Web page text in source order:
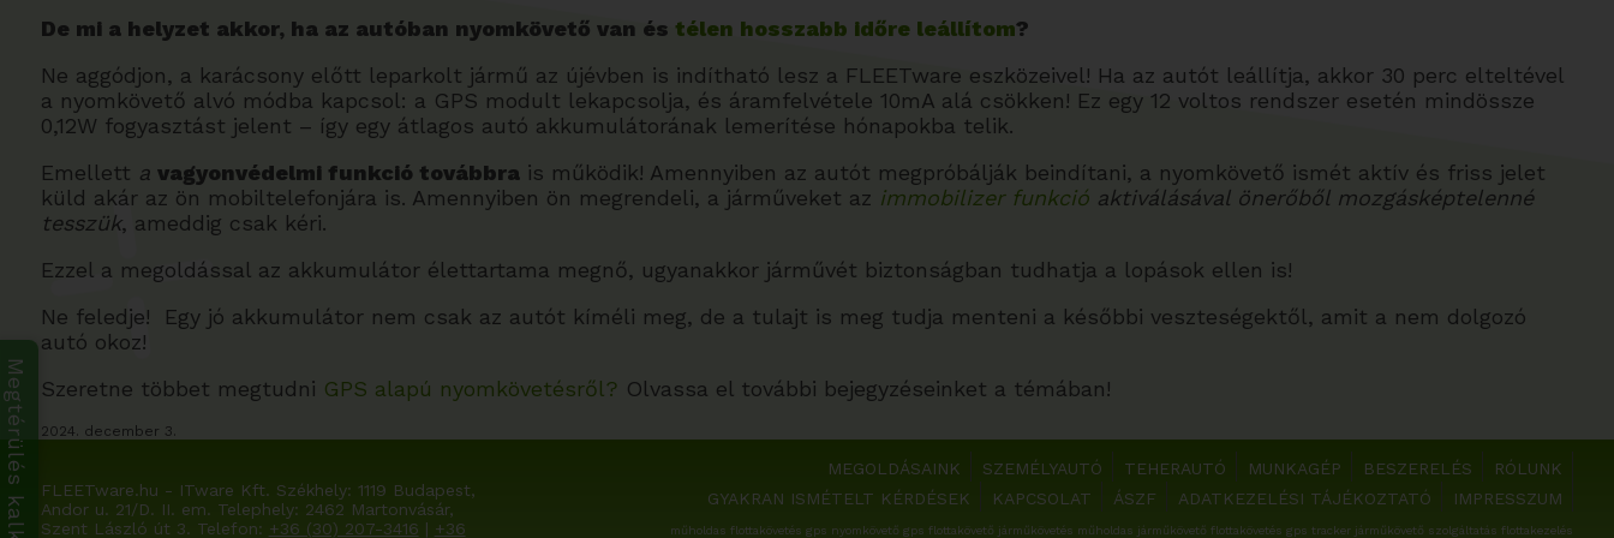
Megtérülés kalkulátor
De mi a helyzet akkor, ha az autóban nyomkövető van és télen hosszabb időre leállítom?
Ne aggódjon, a karácsony előtt leparkolt jármű az újévben is indítható lesz a FLEETware eszközeivel! Ha az autót leállítja, akkor 30 perc elteltével
a nyomkövető alvó módba kapcsol: a GPS modult lekapcsolja, és áramfelvétele 10mA alá csökken! Ez egy 12 voltos rendszer esetén mindössze
0,12W fogyasztást jelent – így egy átlagos autó akkumulátorának lemerítése hónapokba telik.
Emellett a vagyonvédelmi funkció továbbrais működik! Amennyiben az autót megpróbálják beindítani, a nyomkövető ismét aktív és friss jelet
küld akár az ön mobiltelefonjára is. Amennyiben ön megrendeli, a járműveket az immobilizer funkcióaktiválásával önerőből mozgásképtelenné
tesszük, ameddig csak kéri.
Ezzel a megoldással az akkumulátor élettartama megnő, ugyanakkor járművét biztonságban tudhatja a lopások ellen is!
Ne feledje! Egy jó akkumulátor nem csak az autót kíméli meg, de a tulajt is meg tudja menteni a későbbi veszteségektől, amit a nem dolgozó
autó okoz!
Szeretne többet megtudni GPS alapú nyomkövetésről? Olvassa el további bejegyzéseinket a témában!
2024. december 3.
FLEETware.hu - ITware Kft. Székhely: 1119 Budapest,
Andor u. 21/D. II. em. Telephely: 2462 Martonvásár,
Szent László út 3. Telefon: +36 (30) 207-3416 | +36
MEGOLDÁSAINK SZEMÉLYAUTÓ TEHERAUTÓ MUNKAGÉP BESZERELÉS
RÓLUNK
GYAKRAN ISMÉTELT KÉRDÉSEK
KAPCSOLAT ÁSZF ADATKEZELÉSI TÁJÉKOZTATÓ IMPRESSZUM
műholdas flottakövetés gps nyomkövető gps flottakövető járműkövetés műholdas járműkövető flottakövetés gps tracker járműkövető szolgáltatás flottakezelés